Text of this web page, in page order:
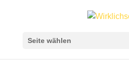
Seite wählen